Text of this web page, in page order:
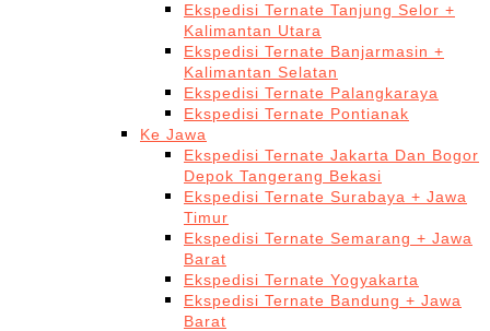
Ekspedisi Ternate Tanjung Selor +
Kalimantan Utara
Ekspedisi Ternate Banjarmasin +
Kalimantan Selatan
Ekspedisi Ternate Palangkaraya
Ekspedisi Ternate Pontianak
Ke Jawa
Ekspedisi Ternate Jakarta Dan Bogor
Depok Tangerang Bekasi
Ekspedisi Ternate Surabaya + Jawa
Timur
Ekspedisi Ternate Semarang + Jawa
Barat
Ekspedisi Ternate Yogyakarta
Ekspedisi Ternate Bandung + Jawa
Barat